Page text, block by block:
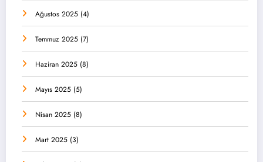
Ağustos 2025 (4)
Temmuz 2025 (7)
Haziran 2025 (8)
Mayıs 2025 (5)
Nisan 2025 (8)
Mart 2025 (3)